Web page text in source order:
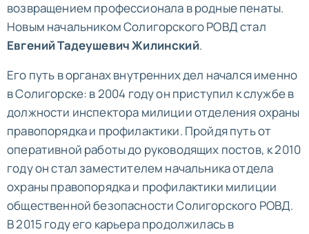
возвращением профессионала в родные пенаты.
Новым начальником Солигорского РОВД стал
Евгений Тадеушевич Жилинский.
Его путь в органах внутренних дел начался именно
в Солигорске: в 2004 году он приступил к службе в
должности инспектора милиции отделения охраны
правопорядка и профилактики. Пройдя путь от
оперативной работы до руководящих постов, к 2010
году он стал заместителем начальника отдела
охраны правопорядка и профилактики милиции
общественной безопасности Солигорского РОВД.
В 2015 году его карьера продолжилась в